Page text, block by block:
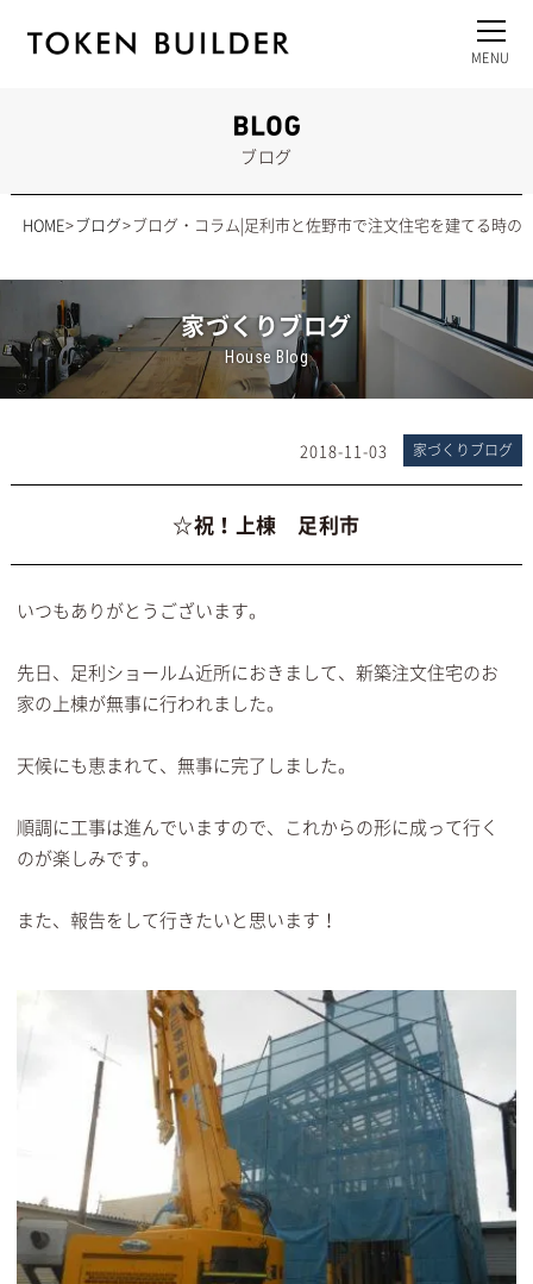
ブログ
HOME ブログ ブログ・コラム|足利市と佐野市で注文住宅を建てる時の
家づくりブログ
House Blog
2018-11-03 家づくりブログ
☆祝！上棟 足利市
いつもありがとうございます。
先日、足利ショールム近所におきまして、新築注文住宅のお
家の上棟が無事に行われました。
天候にも恵まれて、無事に完了しました。
順調に工事は進んでいますので、これからの形に成って行く
のが楽しみです。
また、報告をして行きたいと思います！